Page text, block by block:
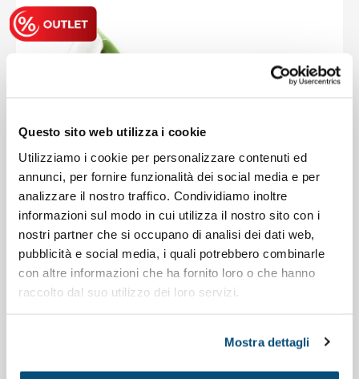
Questo sito web utilizza i cookie
Utilizziamo i cookie per personalizzare contenuti ed
annunci, per fornire funzionalità dei social media e per
analizzare il nostro traffico. Condividiamo inoltre
informazioni sul modo in cui utilizza il nostro sito con i
nostri partner che si occupano di analisi dei dati web,
pubblicità e social media, i quali potrebbero combinarle
con altre informazioni che ha fornito loro o che hanno
raccolto dal suo utilizzo dei loro servizi.
Mostra dettagli
Telefono e lampada Tronic con design unico